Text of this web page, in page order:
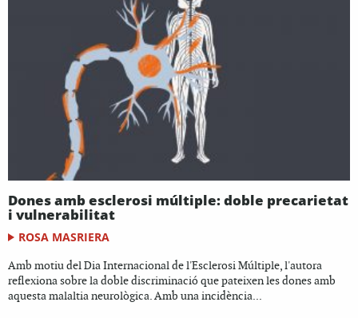
Dones amb esclerosi múltiple: doble precarietat
i vulnerabilitat
ROSA MASRIERA
Amb motiu del Dia Internacional de l'Esclerosi Múltiple, l'autora
reflexiona sobre la doble discriminació que pateixen les dones amb
aquesta malaltia neurològica. Amb una incidència...